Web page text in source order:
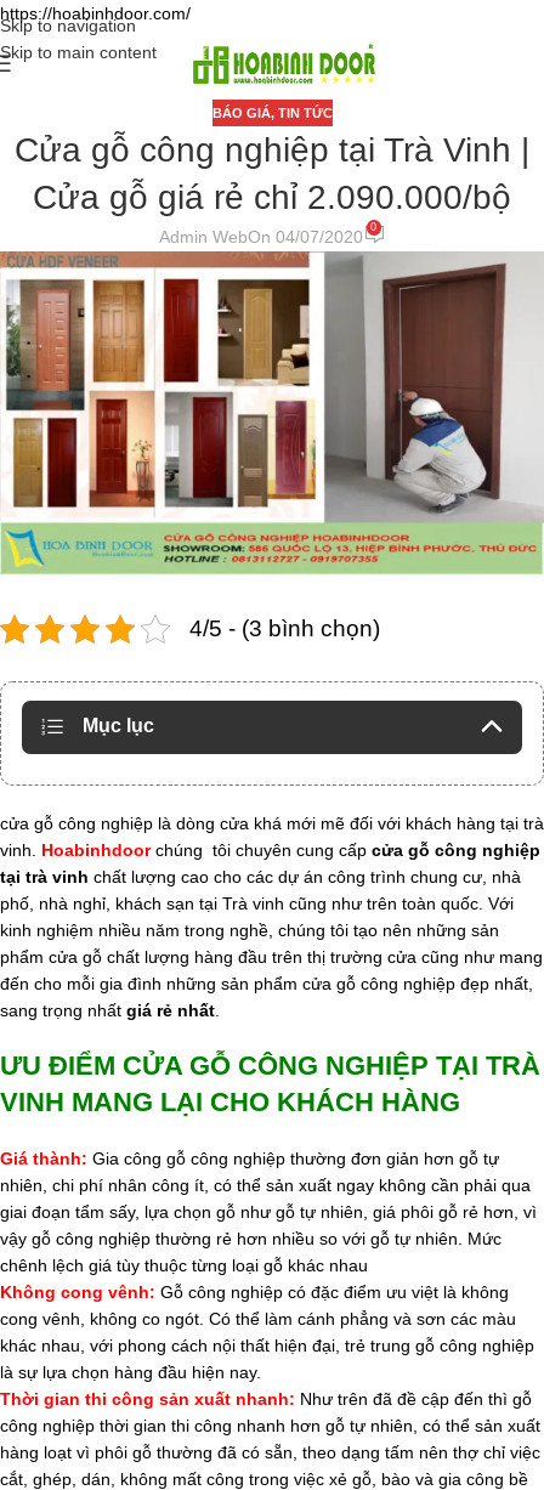
https://hoabinhdoor.com/
Skip to navigation
Skip to main content
BÁO GIÁ, TIN TỨC
Cửa gỗ công nghiệp tại Trà Vinh |
Cửa gỗ giá rẻ chỉ 2.090.000/bộ
Admin WebOn 04/07/2020 0
4/5 - (3 bình chọn)
Mục lục
cửa gỗ công nghiệp là dòng cửa khá mới mẽ đối với khách hàng tại trà
vinh. Hoabinhdoorchúng tôi chuyên cung cấp cửa gỗ công nghiệp
tại trà vinh chất lượng cao cho các dự án công trình chung cư, nhà
phố, nhà nghỉ, khách sạn tại Trà vinh cũng như trên toàn quốc. Với
kinh nghiệm nhiều năm trong nghề, chúng tôi tạo nên những sản
phẩm cửa gỗ chất lượng hàng đầu trên thị trường cửa cũng như mang
đến cho mỗi gia đình những sản phẩm cửa gỗ công nghiệp đẹp nhất,
sang trọng nhất giá rẻ nhất
ƯU ĐIỂM CỬA GỖ CÔNG NGHIỆP TẠI TRÀ
VINH MANG LẠI CHO KHÁCH HÀNG
Giá thành: Gia công gỗ công nghiệp thường đơn giản hơn gỗ tự
nhiên, chi phí nhân công ít, có thể sản xuất ngay không cần phải qua
giai đoạn tẩm sấy, lựa chọn gỗ như gỗ tự nhiên, giá phôi gỗ rẻ hơn, vì
vậy gỗ công nghiệp thường rẻ hơn nhiều so với gỗ tự nhiên. Mức
chênh lệch giá tùy thuộc từng loại gỗ khác nhau
Không cong vênh: Gỗ công nghiệp có đặc điểm ưu việt là không
cong vênh, không co ngót. Có thể làm cánh phẳng và sơn các màu
khác nhau, với phong cách nội thất hiện đại, trẻ trung gỗ công nghiệp
là sự lựa chọn hàng đầu hiện nay.
Thời gian thi công sản xuất nhanh: Như trên đã đề cập đến thì gỗ
công nghiệp thời gian thi công nhanh hơn gỗ tự nhiên, có thể sản xuất
hàng loạt vì phôi gỗ thường đã có sẵn, theo dạng tấm nên thợ chỉ việc
cắt, ghép, dán, không mất công trong việc xẻ gỗ, bào và gia công bề